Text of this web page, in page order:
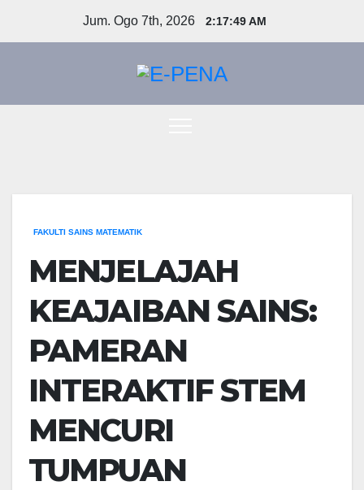
Jum. Ogo 7th, 2026 2:17:50 AM
FAKULTI SAINS MATEMATIK
MENJELAJAH
KEAJAIBAN SAINS:
PAMERAN
INTERAKTIF STEM
MENCURI
TUMPUAN